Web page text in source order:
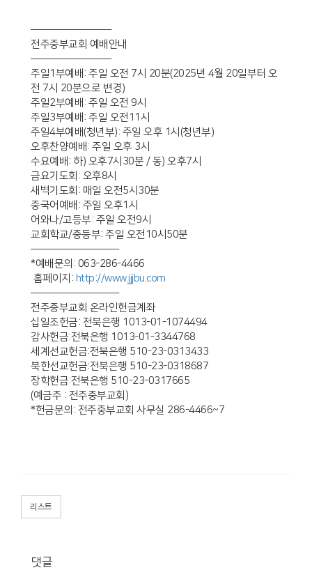
——————————
전주중부교회 예배안내
——————————
주일1부예배: 주일 오전 7시 20분(2025년 4월 20일부터 오
전 7시 20분으로 변경)
주일2부예배: 주일 오전 9시
주일3부예배: 주일 오전11시
주일4부예배(청년부): 주일 오후 1시(청년부)
오후찬양예배: 주일 오후 3시
수요예배: 하) 오후7시30분 / 동) 오후7시
금요기도회: 오후8시
새벽기도회: 매일 오전5시30분
중국어예배: 주일 오후1시
어와나/고등부: 주일 오전9시
교회학교/중등부: 주일 오전10시50분
———————————
*예배문의: 063-286-4466
홈페이지: http://www.jjjbu.com
———————————
전주중부교회 온라인헌금계좌
십일조헌금: 전북은행 1013-01-1074494
감사헌금:전북은행 1013-01-3344768
세계선교헌금:전북은행 510-23-0313433
북한선교헌금:전북은행 510-23-0318687
장학헌금:전북은행 510-23-0317665
(예금주 : 전주중부교회)
*헌금문의: 전주중부교회 사무실 286-4466~7
리스트
댓글